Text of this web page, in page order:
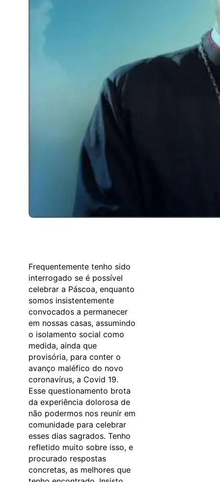
Frequentemente tenho sido
interrogado se é possível
celebrar a Páscoa, enquanto
somos insistentemente
convocados a permanecer
em nossas casas, assumindo
o isolamento social como
medida, ainda que
provisória, para conter o
avanço maléfico do novo
coronavírus, a Covid 19.
Esse questionamento brota
da experiência dolorosa de
não podermos nos reunir em
comunidade para celebrar
esses dias sagrados. Tenho
refletido muito sobre isso, e
procurado respostas
concretas, as melhores que